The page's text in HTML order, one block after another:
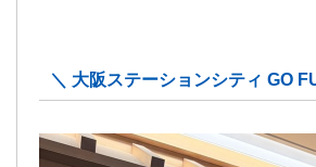
＼ 大阪ステーションシティ GO